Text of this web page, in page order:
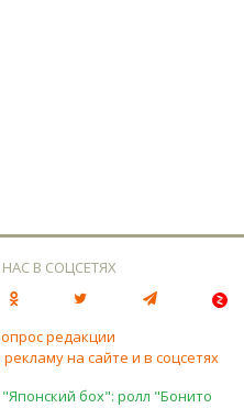
В СОЦСЕТЯХ
редакции
на сайте и в соцсетях
бох": ролл "Бонито